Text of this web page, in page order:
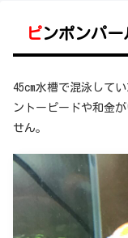
ピンポンパ
45cm水槽で混泳して
ントーピードや和金
せん。